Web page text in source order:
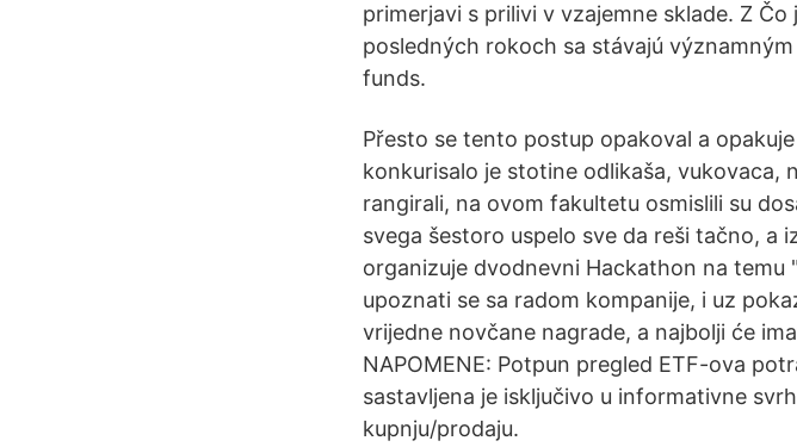
primerjavi s prilivi v vzajemne sklade. Z
posledných rokoch sa stávajú
funds.
Přesto se tento postup opakoval a
konkurisalo je stotine odlikaša, vukovaca,
rangirali, na ovom fakultetu osmislili su
svega šestoro uspelo sve da reši tačno, a
organizuje dvodnevni Hackathon na temu
upoznati se sa radom kompanije, i uz
vrijedne novčane nagrade, a najbolji će
NAPOMENE: Potpun pregled ETF-ova
sastavljena je isključivo u informativne
kupnju/prodaju.